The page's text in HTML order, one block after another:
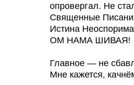
опровергал. Не
Священные
Истина
ОМ НАМА ШИВАЯ!
Главное — не
Мне кажется,